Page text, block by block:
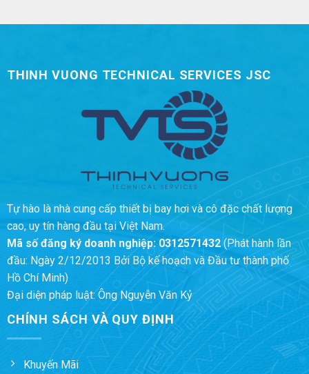
THINH VUONG TECHNICAL SERVICES JSC
Tự hào là nhà cung cấp thiết bị bay hơi và cô đặc chất lượng
cao, uy tín hàng đầu tại Việt Nam.
Mã số đăng ký doanh nghiệp: 0312571432(Phát hành lần
đầu: Ngày 2/12/2013 Bởi Bộ kế hoạch và Đầu tư thành phố
Hồ Chí Minh)
Đại diện pháp luật: Ông Nguyễn Văn Kỷ
CHÍNH SÁCH VÀ QUY ĐỊNH
Khuyến Mãi